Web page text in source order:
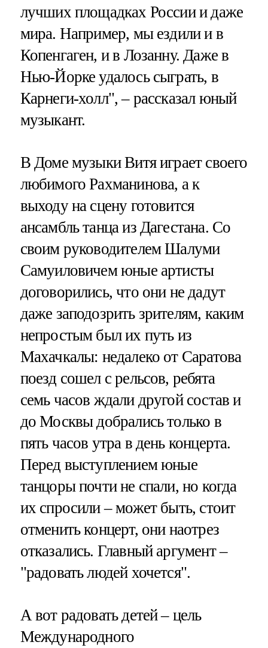
лучших площадках России и даже
мира. Например, мы ездили и в
Копенгаген, и в Лозанну. Даже в
Нью-Йорке удалось сыграть, в
Карнеги-холл", – рассказал юный
музыкант.
В Доме музыки Витя играет своего
любимого Рахманинова, а к
выходу на сцену готовится
ансамбль танца из Дагестана. Со
своим руководителем Шалуми
Самуиловичем юные артисты
договорились, что они не дадут
даже заподозрить зрителям, каким
непростым был их путь из
Махачкалы: недалеко от Саратова
поезд сошел с рельсов, ребята
семь часов ждали другой состав и
до Москвы добрались только в
пять часов утра в день концерта.
Перед выступлением юные
танцоры почти не спали, но когда
их спросили – может быть, стоит
отменить концерт, они наотрез
отказались. Главный аргумент –
"радовать людей хочется".
А вот радовать детей – цель
Международного